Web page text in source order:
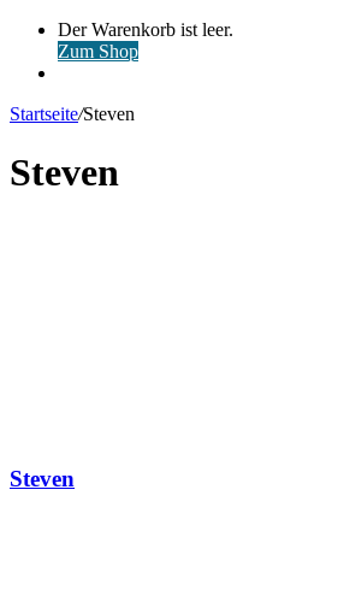
Warenkorb
ansehen
Der Warenkorb ist leer.
Zum Shop
Startseite/Steven
Steven
Steven